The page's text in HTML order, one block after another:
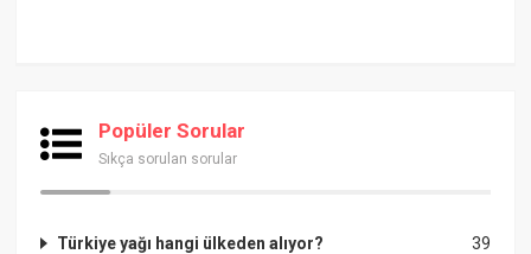
Popüler Sorular
Sıkça sorulan sorular
39
Türkiye yağı hangi ülkeden alıyor?